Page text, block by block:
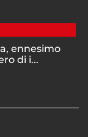
ennesimo
di i...